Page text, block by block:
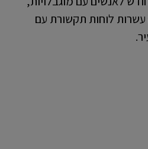
עשרות לוחות תקשורת עם